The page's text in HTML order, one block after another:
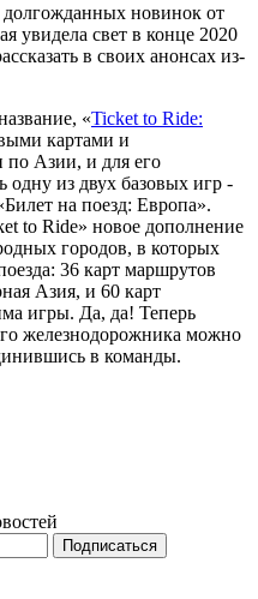
долгожданных новинок от
увидела свет в конце 2020
в своих анонсах из-
«Ticket to Ride:
картами и
Азии, и для его
одну из двух базовых игр -
на поезд: Европа».
to Ride» новое дополнение
городов, в которых
36 карт маршрутов
Азия, и 60 карт
игры. Да, да! Теперь
железнодорожника можно
в команды.
Подписаться